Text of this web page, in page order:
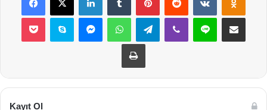
Pocket Skype MessengerWhatsAppTelegramViber Line E-Posta ile
Yazdır
Kayıt Ol